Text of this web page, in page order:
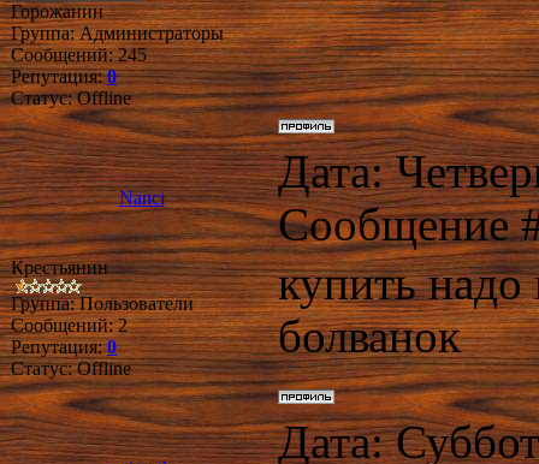
Горожанин
Группа: Администраторы
Сообщений:245
Репутация:0
Статус:Offline
Nanci
Дата:
Сообщение
Крестьянин
Группа: Пользователи
Сообщений:2
Репутация:0
Статус:Offline
купить надо
болванок
Дата: